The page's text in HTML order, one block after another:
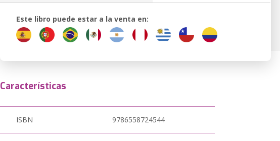
Este libro puede estar a la venta en:
Características
ISBN 9786558724544